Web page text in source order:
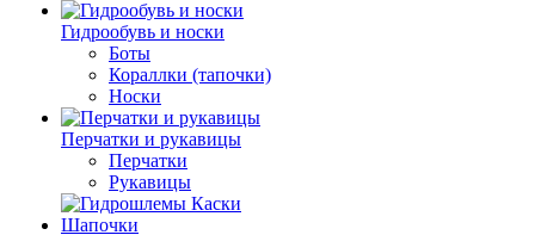
Гидрообувь и носки
Боты
Кораллки (тапочки)
Носки
Перчатки и рукавицы
Перчатки
Рукавицы